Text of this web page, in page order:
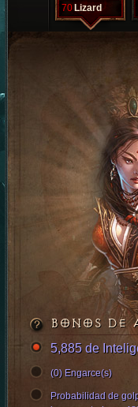
70 Lizard
BONOS DE
5,885 de
(0) Engarce(s)
Probabilidad de